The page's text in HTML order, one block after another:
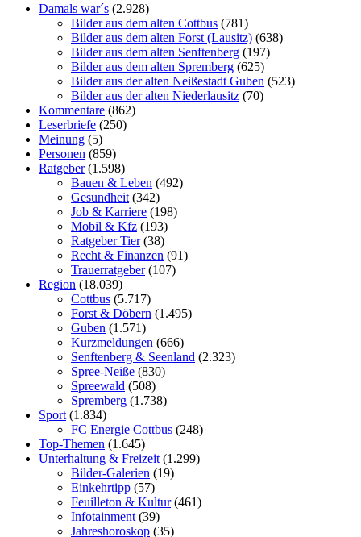
Damals war´s (2.928)
Bilder aus dem alten Cottbus (781)
Bilder aus dem alten Forst (Lausitz) (638)
Bilder aus dem alten Senftenberg (197)
Bilder aus dem alten Spremberg (625)
Bilder aus der alten Neißestadt Guben (523)
Bilder aus der alten Niederlausitz (70)
Kommentare (862)
Leserbriefe (250)
Meinung (5)
Personen (859)
Ratgeber(1.598)
Bauen & Leben (492)
Gesundheit (342)
Job & Karriere (198)
Mobil & Kfz (193)
Ratgeber Tier(38)
Recht & Finanzen (91)
Trauerratgeber(107)
Region (18.039)
Cottbus (5.717)
Forst & Döbern (1.495)
Guben (1.571)
Kurzmeldungen (666)
Senftenberg & Seenland (2.323)
Spree-Neiße (830)
Spreewald (508)
Spremberg (1.738)
Sport (1.834)
FC Energie Cottbus (248)
Top-Themen (1.645)
Unterhaltung & Freizeit (1.299)
Bilder-Galerien (19)
Einkehrtipp (57)
Feuilleton & Kultur(461)
Infotainment (39)
Jahreshoroskop (35)